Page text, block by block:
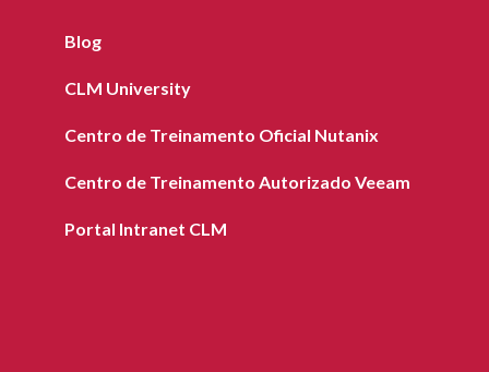
Blog
CLM University
Centro de Treinamento Oficial Nutanix
Centro de Treinamento Autorizado Veeam
Portal Intranet CLM